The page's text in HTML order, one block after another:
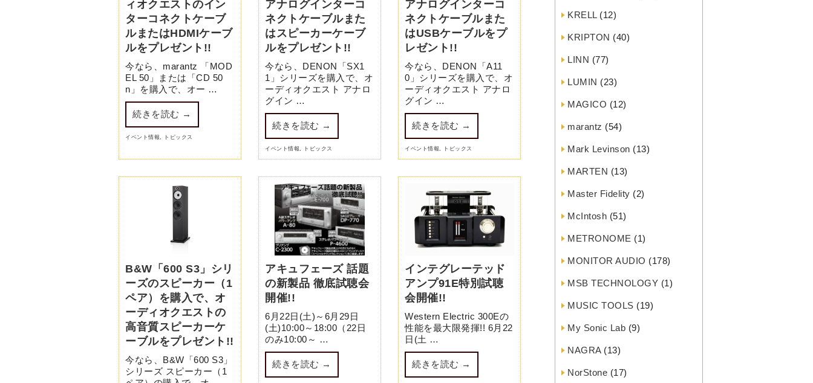
ィオクエストのイン
ターコネクトケーブ
ルまたはHDMIケーブ
ルをプレゼント!!
今なら、marantz 「MOD
EL 50」または「CD 50
n」を購入で、オー …
続きを読む →
イベント情報, トピックス
アナログインターコ
ネクトケーブルまた
はスピーカーケーブ
ルをプレゼント!!
今なら、DENON「SX1
1」シリーズを購入で、オ
ーディオクエスト アナロ
グイン …
続きを読む →
イベント情報, トピックス
アナログインターコ
ネクトケーブルまた
はUSBケーブルをプ
レゼント!!
今なら、DENON「A11
0」シリーズを購入で、オ
ーディオクエスト アナロ
グイン …
続きを読む →
イベント情報, トピックス
B&W「600 S3」シリ
ーズのスピーカー（1
ペア）を購入で、オ
ーディオクエストの
高音質スピーカーケ
ーブルをプレゼント!!
今なら、B&W「600 S3」
シリーズ スピーカー（1
アキュフェーズ 話題
の新製品 徹底試聴会
開催!!
6月22日(土)～6月29日
(土)10:00～18:00（22日
のみ10:00～ …
続きを読む →
インテグレーテッド
アンプ91E特別試聴
会開催!!
Western Electric 300Eの
性能を最大限発揮!! 6月22
日(土 …
続きを読む →
KRELL(12)
KRIPTON (40)
LINN (77)
LUMIN (23)
MAGICO (12)
marantz (54)
Mark Levinson (13)
MARTEN (13)
Master Fidelity (2)
McIntosh (51)
METRONOME (1)
MONITOR AUDIO (178)
MSB TECHNOLOGY (1)
MUSIC TOOLS (19)
My Sonic Lab (9)
NAGRA(13)
NorStone (17)